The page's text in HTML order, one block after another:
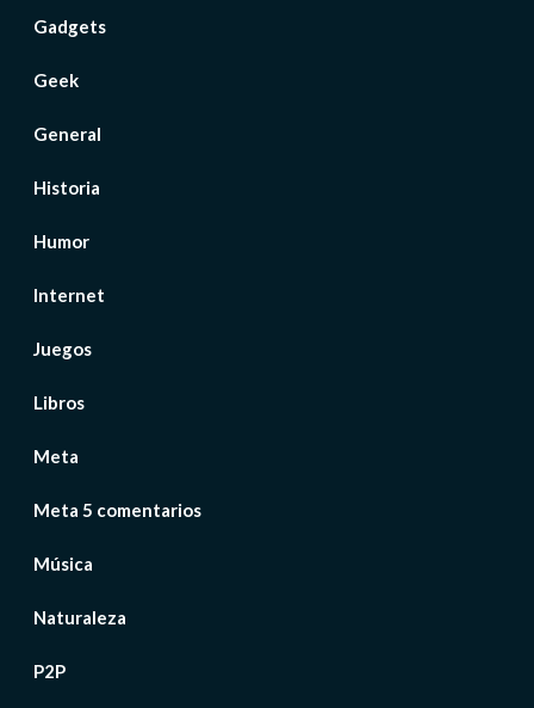
Gadgets
Geek
General
Historia
Humor
Internet
Juegos
Libros
Meta
Meta 5 comentarios
Música
Naturaleza
P2P